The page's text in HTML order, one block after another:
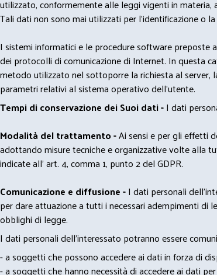
utilizzato, conformemente alle leggi vigenti in
Tali dati non sono mai utilizzati per l'identificazione o
I sistemi informatici e le procedure software preposte
dei protocolli di comunicazione di Internet. In questa
metodo utilizzato nel sottoporre la richiesta al server,
parametri relativi al sistema operativo dell'utente.
Tempi di conservazione dei Suoi dati -I dati
Modalità del trattamento -Ai sensi e per gli effetti
adottando misure tecniche e organizzative volte alla
indicate all' art. 4, comma 1, punto 2 del GDPR.
Comunicazione e diffusione -I dati personali
per dare attuazione a tutti i necessari adempimenti di
obblighi di legge.
I dati personali dell’interessato potranno essere
- a soggetti che possono accedere ai dati in forza di
- a soggetti che hanno necessità di accedere ai dati